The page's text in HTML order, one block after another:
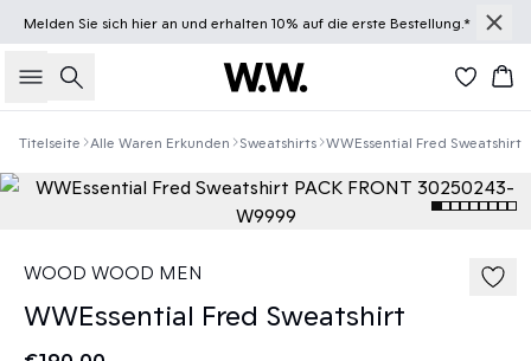
Melden Sie sich hieran und erhalten 10% auf die erste Bestellung.*
Suche
Titelseite Alle Waren Erkunden Sweatshirts WWEssential Fred Sweatshirt
WOOD WOOD MEN
WWEssential Fred Sweatshirt